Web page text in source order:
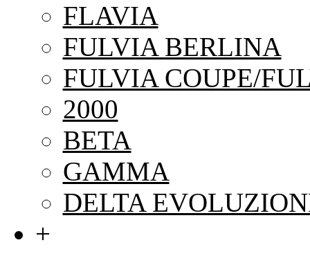
FLAVIA
FULVIA BERLINA
FULVIA COUPE/
2000
BETA
GAMMA
DELTA
+